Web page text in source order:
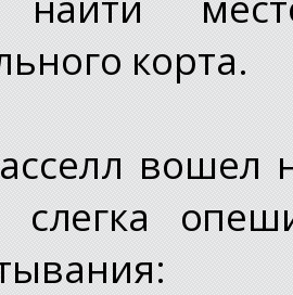
корта.
вошел
слегка